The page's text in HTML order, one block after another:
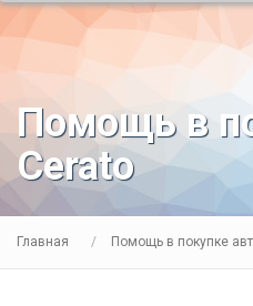
Помощь в
Cerato
Главная Помощь в покупке